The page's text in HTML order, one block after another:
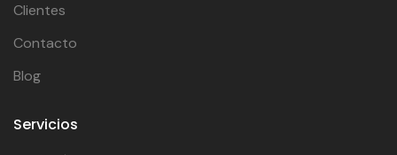
Clientes
Contacto
Blog
Servicios